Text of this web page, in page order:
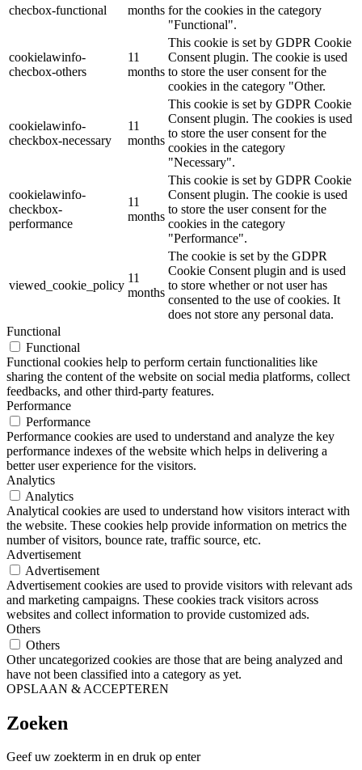
checbox-functional
months for the cookies in the category
"Functional".
cookielawinfo-
checbox-others
11
months
This cookie is set by GDPR Cookie
Consent plugin. The cookie is used
to store the user consent for the
cookies in the category "Other.
cookielawinfo-
checkbox-necessary
11
months
This cookie is set by GDPR Cookie
Consent plugin. The cookies is used
to store the user consent for the
cookies in the category
"Necessary".
cookielawinfo-
checkbox-
performance
11
months
This cookie is set by GDPR Cookie
Consent plugin. The cookie is used
to store the user consent for the
cookies in the category
"Performance".
viewed_cookie_policy
11
months
The cookie is set by the GDPR
Cookie Consent plugin and is used
to store whether or not user has
consented to the use of cookies. It
does not store any personal data.
Functional
Functional
Functional cookies help to perform certain functionalities like
sharing the content of the website on social media platforms, collect
feedbacks, and other third-party features.
Performance
Performance
Performance cookies are used to understand and analyze the key
performance indexes of the website which helps in delivering a
better user experience for the visitors.
Analytics
Analytics
Analytical cookies are used to understand how visitors interact with
the website. These cookies help provide information on metrics the
number of visitors, bounce rate, traffic source, etc.
Advertisement
Advertisement
Advertisement cookies are used to provide visitors with relevant ads
and marketing campaigns. These cookies track visitors across
websites and collect information to provide customized ads.
Others
Others
Other uncategorized cookies are those that are being analyzed and
have not been classified into a category as yet.
OPSLAAN & ACCEPTEREN
Zoeken
Geef uw zoekterm in en druk op enter